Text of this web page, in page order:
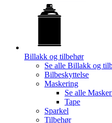
Billakk og tilbehør
Se alle Billakk og
Bilbeskyttelse
Maskering
Se alle
Tape
Sparkel
Tilbehør